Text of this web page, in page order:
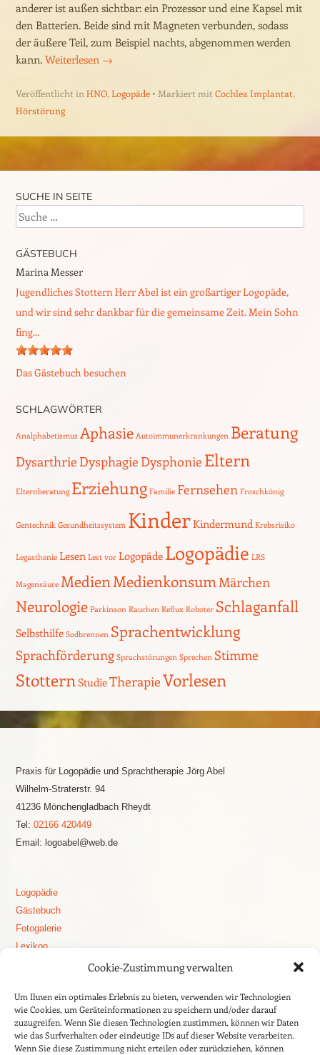
Cookie-Zustimmung verwalten
Um Ihnen ein optimales Erlebnis zu bieten, verwenden wir Technologien
wie Cookies, um Geräteinformationen zu speichern und/oder darauf
zuzugreifen. Wenn Sie diesen Technologien zustimmen, können wir Daten
wie das Surfverhalten oder eindeutige IDs auf dieser Website verarbeiten.
Wenn Sie diese Zustimmung nicht erteilen oder zurückziehen, können
anderer ist außen sichtbar: ein Prozessor und eine Kapsel mit
den Batterien. Beide sind mit Magneten verbunden, sodass
der äußere Teil, zum Beispiel nachts, abgenommen werden
kann. Weiterlesen →
Veröffentlicht in HNO, Logopäde Markiert mit Cochlea Implantat,
Hörstörung
SUCHE IN SEITE
Suche
GÄSTEBUCH
Marina Messer
Jugendliches Stottern Herr Abel ist ein großartiger Logopäde,
und wir sind sehr dankbar für die gemeinsame Zeit. Mein Sohn
fing...
Das Gästebuch besuchen
SCHLAGWÖRTER
Analphabetismus Aphasie Autoimmunerkrankungen Beratung
Dysarthrie Dysphagie Dysphonie Eltern
Elternberatung Erziehung Familie Fernsehen Froschkönig
Gentechnik Gesundheitssystem KinderKindermund Krebsrisiko
Legasthenie Lesen Lest vor Logopäde Logopädie LRS
Magensäure MedienMedienkonsumMärchen
Neurologie Parkinson Rauchen Reflux Roboter Schlaganfall
Selbsthilfe Sodbrennen Sprachentwicklung
Sprachförderung Sprachstörungen Sprechen Stimme
StotternStudieTherapieVorlesen
Praxis für Logopädie und Sprachtherapie Jörg Abel
Wilhelm-Straterstr. 94
41236 Mönchengladbach Rheydt
Tel: 02166 420449
Email: logoabel@web.de
Logopädie
Gästebuch
Fotogalerie
Lexikon
Aphasie
Apoplex – Schlaganfall
Dysphagie